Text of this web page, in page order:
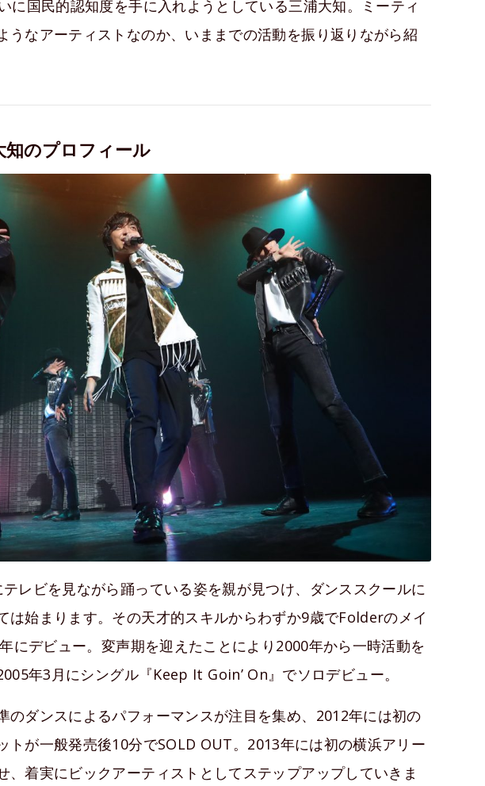
に国民的認知度を手に入れようとしている三浦大知。ミーティ
うなアーティストなのか、いままでの活動を振り返りながら紹
知のプロフィール
レビを見ながら踊っている姿を親が見つけ、ダンススクールに
は始まります。その天才的スキルからわずか9歳でFolderのメイ
にデビュー。変声期を迎えたことにより2000年から一時活動を
年3月にシングル『Keep It Goin’ On』でソロデビュー。
のダンスによるパフォーマンスが注目を集め、2012年には初の
トが一般発売後10分でSOLD OUT。2013年には初の横浜アリー
、着実にビックアーティストとしてステップアップしていきま